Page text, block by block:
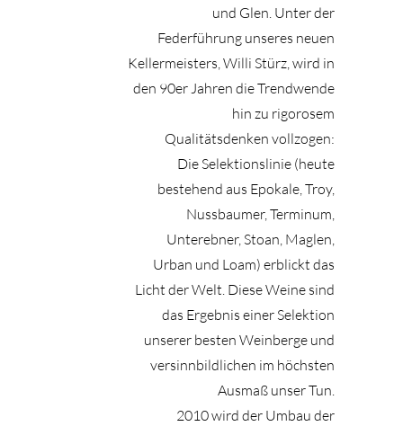
und Glen. Unter der
Federführung unseres neuen
Kellermeisters, Willi Stürz, wird in
den 90er Jahren die Trendwende
hin zu rigorosem
Qualitätsdenken vollzogen:
Die Selektionslinie (heute
bestehend aus Epokale, Troy,
Nussbaumer, Terminum,
Unterebner, Stoan, Maglen,
Urban und Loam) erblickt das
Licht der Welt. Diese Weine sind
das Ergebnis einer Selektion
unserer besten Weinberge und
versinnbildlichen im höchsten
Ausmaß unser Tun.
2010 wird der Umbau der